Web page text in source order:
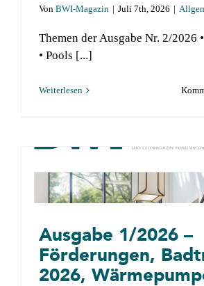
Von BWI-Magazin | Juli 7th, 2026 |
Themen der Ausgabe Nr. 2/2026
• Pools [...]
Weiterlesen
Ausgabe 1/2026 –
Förderungen,
2026,